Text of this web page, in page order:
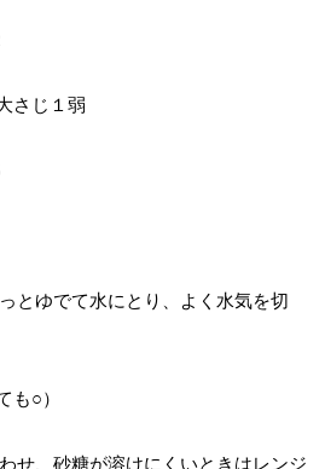
さじ１弱
とゆでて水にとり、よく水気を切
も○）
せ、砂糖が溶けにくいときはレンジ